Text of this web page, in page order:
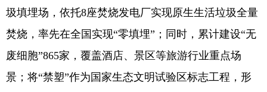
圾填埋场，依托8座焚烧发电厂实现原生生活垃圾全量
焚烧，率先在全国实现“零填埋”；同时，累计建设“无
废细胞”865家，覆盖酒店、景区等旅游行业重点场
景；将“禁塑”作为国家生态文明试验区标志工程，形